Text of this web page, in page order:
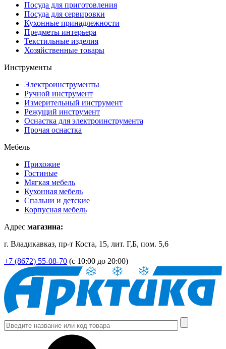
Посуда для приготовления
Посуда для сервировки
Кухонные принадлежности
Предметы интерьера
Текстильные изделия
Хозяйственные товары
Инструменты
Электроинструменты
Ручной инструмент
Измерительный инструмент
Режущий инструмент
Оснастка для электроинструмента
Прочая оснастка
Мебель
Прихожие
Гостиные
Мягкая мебель
Кухонная мебель
Спальни и детские
Корпусная мебель
Адрес магазина:
г. Владикавказ, пр-т Коста, 15, лит. Г,Б, пом. 5,6
+7 (8672) 55-08-70 (с 10:00 до 20:00)